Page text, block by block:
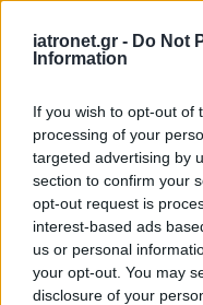
iatronet.gr - Do Not
Information
If you wish to opt-out of
processing of your
targeted advertising by
section to confirm your
opt-out request is
interest-based ads
us or personal
your opt-out. You may
disclosure of your